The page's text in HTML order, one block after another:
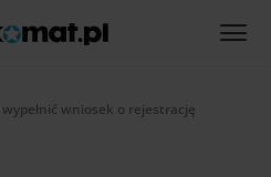
wypełnić wniosek o rejestrację